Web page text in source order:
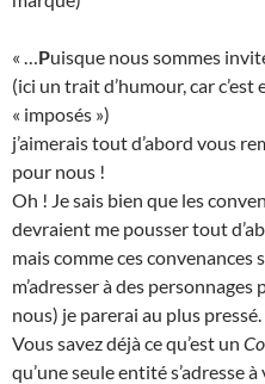
« … Puisque nous sommes
(ici un trait d’humour, car
« imposés »)
j’aimerais tout d’abord vous
pour nous !
Oh ! Je sais bien que les
devraient me pousser tout
mais comme ces convenances
m’adresser à des
nous) je parerai au plus pressé.
Vous savez déjà ce qu’est un
qu’une seule entité s’adresse